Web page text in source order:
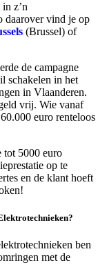
z’n
daarover vind je op
(Brussel) of
de campagne
schakelen in het
in Vlaanderen.
vrij. Wie vanaf
euro renteloos
tot 5000 euro
op te
en de klant hoeft
ben
met de